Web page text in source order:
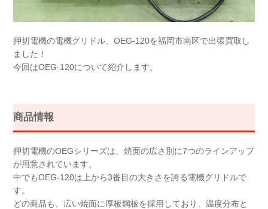
押切電機の電機グリドル、OEG-120を福岡市南区で出張買取し
ました！
今回はOEG-120について紹介します。
商品情報
押切電機のOEGシリーズは、焼面の広さ別に7つのラインアップ
が用意されています。
中でもOEG-120は上から3番目の大きさを誇る電機グリドルで
す。
どの商品も、広い焼面に厚板鋼板を採用しており、温度分布と